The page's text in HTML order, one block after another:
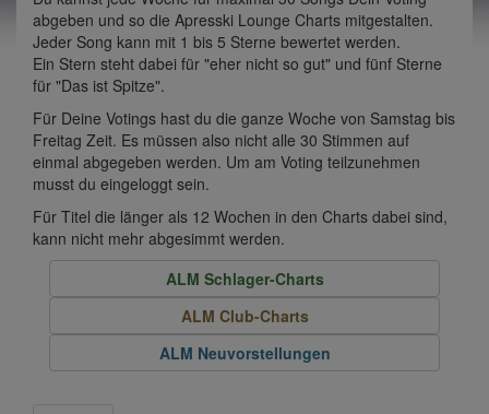
abgeben und so die Apresski Lounge Charts mitgestalten.
Jeder Song kann mit 1 bis 5 Sterne bewertet werden.
Ein Stern steht dabei für "eher nicht so gut" und fünf Sterne
für "Das ist Spitze".
Für Deine Votings hast du die ganze Woche von Samstag bis
Freitag Zeit. Es müssen also nicht alle 30 Stimmen auf
einmal abgegeben werden. Um am Voting teilzunehmen
musst du eingeloggt sein.
Für Titel die länger als 12 Wochen in den Charts dabei sind,
kann nicht mehr abgesimmt werden.
ALM Schlager-Charts
ALM Club-Charts
ALM Neuvorstellungen